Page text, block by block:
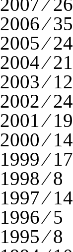
2006 ⁄ 35
2005 ⁄ 24
2004 ⁄ 21
2003 ⁄ 12
2002 ⁄ 24
2001 ⁄ 19
2000 ⁄ 14
1999 ⁄ 17
1998 ⁄ 8
1997 ⁄ 14
1996 ⁄ 5
1995 ⁄ 8